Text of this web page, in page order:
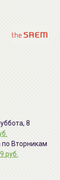
8
по Вторникам
руб.